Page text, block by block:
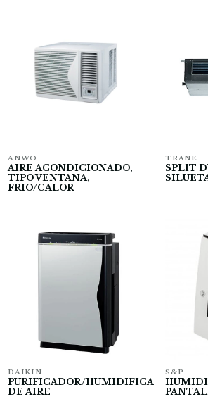
ANWO
AIRE ACONDICIONADO,
TIPO VENTANA,
FRIO/CALOR
TRANE
SPLIT
DAIKIN
PURIFICADOR/HUMIDIFICADOR
DE AIRE
S&P